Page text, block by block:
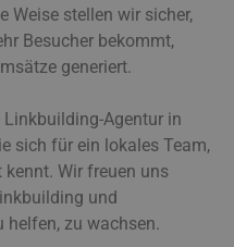
Weise stellen wir sicher,
Besucher bekommt,
generiert.
Agentur in
sich für ein lokales Team,
kennt. Wir freuen uns
und
helfen, zu wachsen.